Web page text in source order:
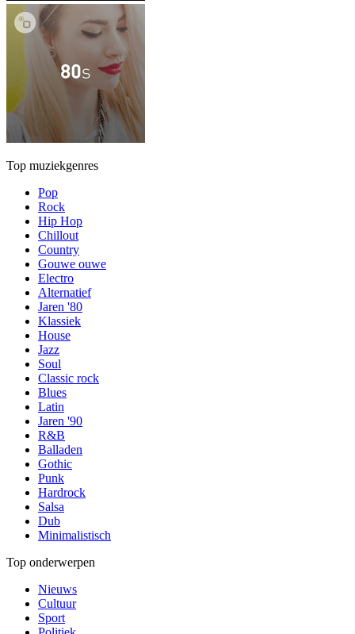
Top muziekgenres
Pop
Rock
Hip Hop
Chillout
Country
Gouwe ouwe
Electro
Alternatief
Jaren '80
Klassiek
House
Jazz
Soul
Classic rock
Blues
Latin
Jaren '90
R&B
Balladen
Gothic
Punk
Hardrock
Salsa
Dub
Minimalistisch
Top onderwerpen
Nieuws
Cultuur
Sport